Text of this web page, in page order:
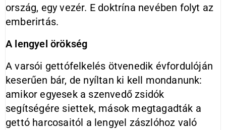
ország, egy vezér. E doktrína nevében folyt az
emberirtás.
A lengyel örökség
A varsói gettófelkelés ötvenedik évfordulóján
keserűen bár, de nyíltan ki kell mondanunk:
amikor egyesek a szenvedő zsidók
segítségére siettek, mások megtagadták a
gettó harcosaitól a lengyel zászlóhoz való